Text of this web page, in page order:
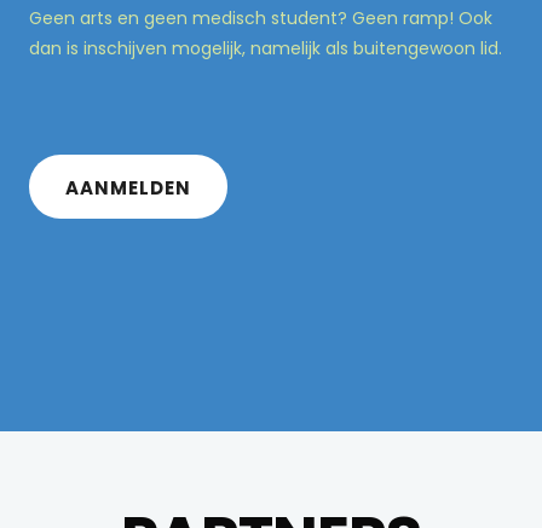
Geen arts en geen medisch student? Geen ramp! Ook
dan is inschijven mogelijk, namelijk als buitengewoon lid.
AANMELDEN